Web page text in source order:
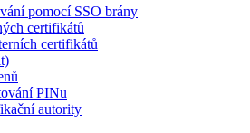
pomocí SSO brány
certifikátů
certifikátů
PINu
autority